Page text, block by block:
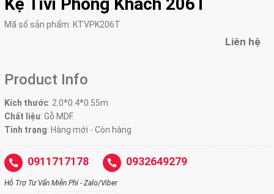
Mã số sản phẩm: KTVPK206T
Liên hệ
Product Info
Kích thước: 2.0*0.4*0.55m
Chất liệu: Gỗ MDF.
Tình trạng: Hàng mới - Còn hàng
0911717178 0932649279
Hỗ Trợ Tư Vấn Miễn Phí - Zalo/Viber